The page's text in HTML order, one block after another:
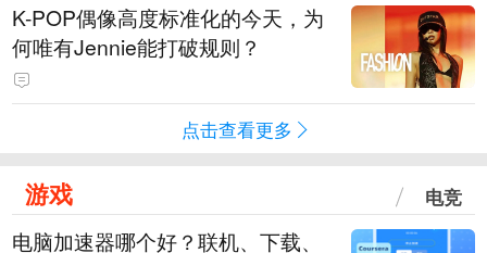
K-POP偶像高度标准化的今天，为
何唯有Jennie能打破规则？
点击查看更多
游戏 电竞
电脑加速器哪个好？联机、下载、